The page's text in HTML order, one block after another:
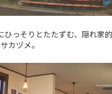
ひっそりとたたずむ、隠れ家
カヅメ。